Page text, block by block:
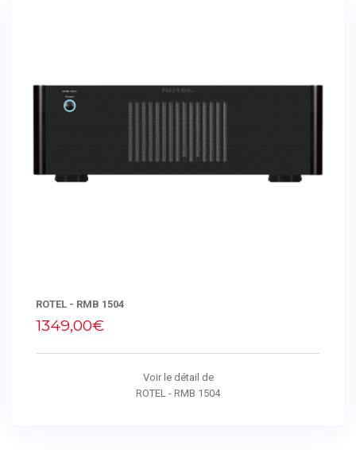
ROTEL - RMB 1504
1349,00€
Voir le détail de
ROTEL - RMB 1504